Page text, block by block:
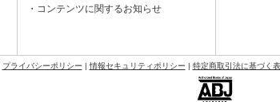
コンテンツに関するお知らせ
プライバシーポリシー | 情報セキュリティポリシー | 特定商取引法に基づく